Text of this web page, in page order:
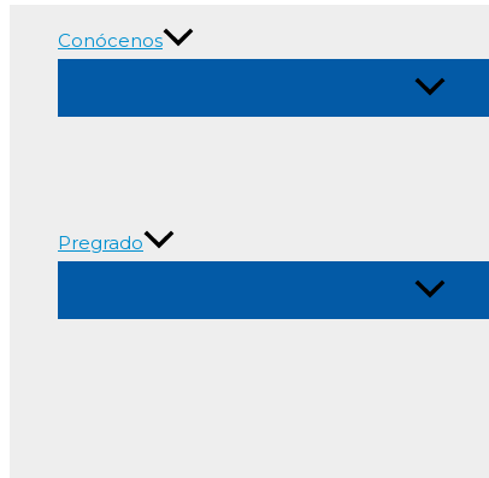
Conócenos
Alternar
menú
Pregrado
Alternar
menú